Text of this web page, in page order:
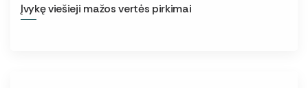
Įvykę viešieji mažos vertės pirkimai